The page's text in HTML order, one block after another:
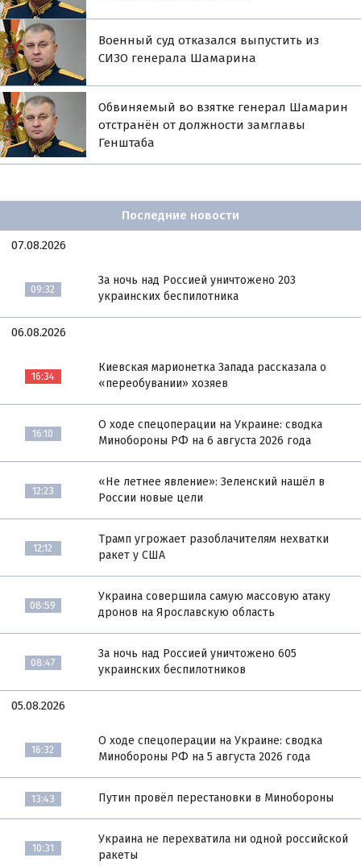
Военный суд отказался выпустить из
СИЗО генерала Шамарина
Обвиняемый во взятке генерал Шамарин
отстранён от должности замглавы
Генштаба
Последние новости
07.08.2026
09:32
За ночь над Россией уничтожено 203
украинских беспилотника
06.08.2026
16:34
Киевская марионетка Запада рассказала о
«переобувании» хозяев
16:10
О ходе спецоперации на Украине: сводка
Минобороны РФ на 6 августа 2026 года
12:23
«Не летнее явление»: Зеленский нашёл в
России новые цели
12:12
Трамп угрожает разоблачителям нехватки
ракет у США
08:59
Украина совершила самую массовую атаку
дронов на Ярославскую область
08:47
За ночь над Россией уничтожено 605
украинских беспилотников
05.08.2026
16:32
О ходе спецоперации на Украине: сводка
Минобороны РФ на 5 августа 2026 года
13:43 Путин провёл перестановки в Минобороны
10:31
Украина не перехватила ни одной российской
ракеты